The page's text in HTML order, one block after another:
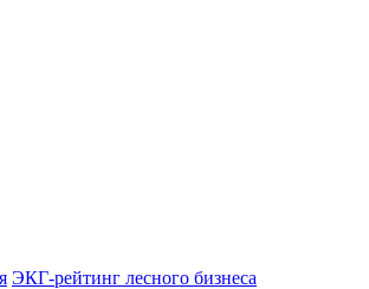
ЭКГ-рейтинг лесного бизнеса